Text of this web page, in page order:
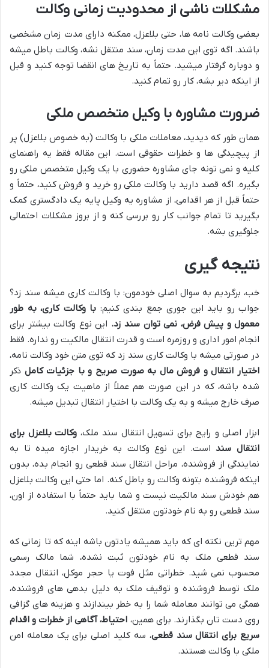
مشکلات ناشی از محدودیت زمانی وکالت
بعضی وکالت نامه ها، حتی بلاعزل، ممکنه دارای مدت زمان مشخصی
باشند. اگه توی این مدت زمان، سند منتقل نشه، وکالت باطل میشه
و دوباره گرفتار میشید. حتماً به تاریخ های انقضا توجه کنید و قبل
از اینکه دیر بشه، کار رو تمام کنید.
ضرورت مشاوره با وکیل متخصص ملکی
همان طور که دیدید، معاملات ملکی با وکالت (به خصوص بلاعزل) پر
از پیچیدگی ها و خطرات حقوقی است. این مقاله فقط یه راهنمای
کلیه و نمی تونه جای مشاوره حضوری با یک وکیل متخصص ملکی رو
بگیره. اگه قصد دارید با وکالت ملکی رو خرید و فروش کنید، حتماً و
حتماً قبل از هر اقدامی، از مشاوره یه وکیل پایه یک دادگستری کمک
بگیرید تا تمام جوانب کار رو بررسی کنه و از بروز مشکلات احتمالی
جلوگیری بشه.
نتیجه گیری
خب، برگردیم به سوال اصلی خودمون: با وکالت کاری میشه سند زد؟
جواب رو باید این جوری جمع بندی کنیم: با وکالت کاری، به طور
معمول و پیش فرض، نمی توان سند زد. این نوع وکالت بیشتر برای
انجام امور اداری و روزمره است و قدرت انتقال مالکیت رو نداره. فقط
در صورتی میشه با وکالت کاری سند زد که توی متن خود وکالت نامه،
اختیار انتقال و فروش مال به صورت صریح و با جزئیات کامل ذکر
شده باشه، که در این صورت هم عملاً از ماهیت یک وکالت کاری
صرف خارج میشه و به یک وکالت با اختیار انتقال تبدیل میشه.
ابزار اصلی و رایج برای تسهیل انتقال سند ملک، وکالت بلاعزل برای
انتقال سنداست. این نوع وکالت به خریدار اجازه میده تا به
نمایندگی از فروشنده، مراحل انتقال سند قطعی رو انجام بده، بدون
اینکه فروشنده بتونه وکالت رو باطل کنه. اما حتی این وکالت بلاعزل
هم خودش سند مالکیت نیست و شما باید حتماً با استفاده از اون،
سند قطعی رو به نام خودتون منتقل کنید.
مهم ترین نکته ای که باید همیشه یادتون باشه اینه که تا زمانی که
سند قطعی ملک به نام خودتون ثبت نشده، شما مالک رسمی
محسوب نمی شید. خطراتی مثل فوت یا حجر موکل، انتقال مجدد
ملک توسط فروشنده و توقیف ملک به دلیل بدهی های فروشنده،
همگی می توانند معامله شما را به خطر بیندازند و هزینه های گزافی
روی دست تان بگذارند. برای همین، احتیاط، آگاهی از خطرات و اقدام
سریع برای انتقال سند قطعی، سه کلید اصلی برای یک معامله امن
ملکی با وکالت هستند.